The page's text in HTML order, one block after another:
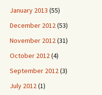
January 2013 (55)
December 2012(53)
November 2012(31)
October 2012(4)
September 2012(3)
July 2012(1)